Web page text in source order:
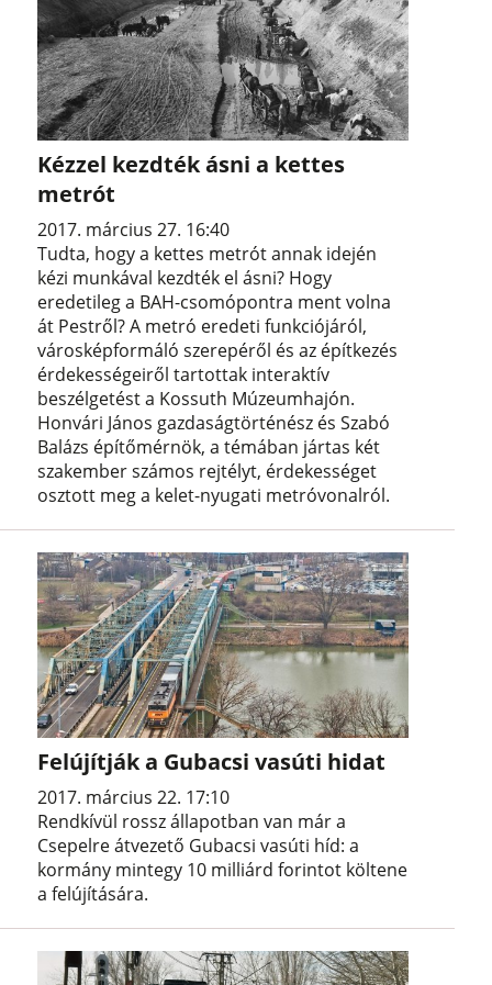
Kézzel kezdték ásni a kettes
metrót
2017. március 27. 16:40
Tudta, hogy a kettes metrót annak idején
kézi munkával kezdték el ásni? Hogy
eredetileg a BAH-csomópontra ment volna
át Pestről? A metró eredeti funkciójáról,
városképformáló szerepéről és az építkezés
érdekességeiről tartottak interaktív
beszélgetést a Kossuth Múzeumhajón.
Honvári János gazdaságtörténész és Szabó
Balázs építőmérnök, a témában jártas két
szakember számos rejtélyt, érdekességet
osztott meg a kelet-nyugati metróvonalról.
Felújítják a Gubacsi vasúti hidat
2017. március 22. 17:10
Rendkívül rossz állapotban van már a
Csepelre átvezető Gubacsi vasúti híd: a
kormány mintegy 10 milliárd forintot költene
a felújítására.